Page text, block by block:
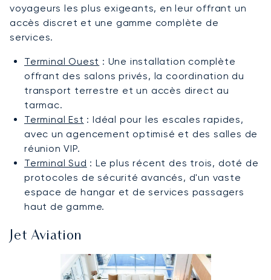
voyageurs les plus exigeants, en leur offrant un
accès discret et une gamme complète de
services.
Terminal Ouest : Une installation complète
offrant des salons privés, la coordination du
transport terrestre et un accès direct au
tarmac.
Terminal Est : Idéal pour les escales rapides,
avec un agencement optimisé et des salles de
réunion VIP.
Terminal Sud : Le plus récent des trois, doté de
protocoles de sécurité avancés, d'un vaste
espace de hangar et de services passagers
haut de gamme.
Jet Aviation